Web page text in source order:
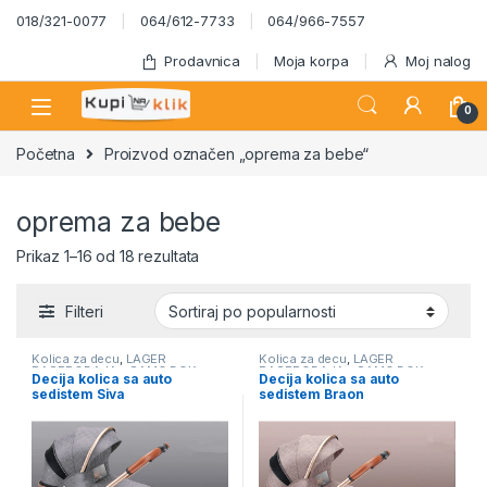
Skip to navigation
Skip to content
018/321-0077 064/612-7733 064/966-7557
Prodavnica Moja korpa Moj nalog
0
Početna Proizvod označen „oprema za bebe“
oprema za bebe
Prikaz 1–16 od 18 rezultata
Filteri
Kolica za decu, LAGER
RASPRODAJA – SAMO DOK
TRAJU ZALIHE
Decija kolica sa auto
sedistem Siva
Kolica za decu, LAGER
RASPRODAJA – SAMO DOK
TRAJU ZALIHE
Decija kolica sa auto
sedistem Braon